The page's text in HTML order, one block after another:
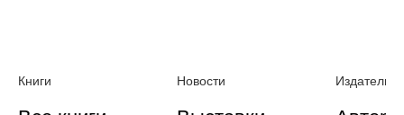
Книги Новости